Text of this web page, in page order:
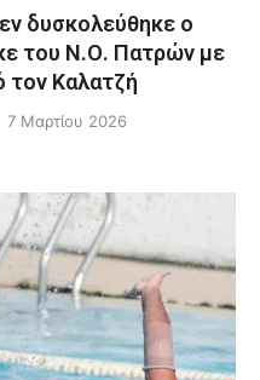
δυσκολεύθηκε ο
του Ν.Ο. Πατρών με
τον Καλατζή
7 Μαρτίου 2026